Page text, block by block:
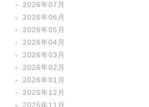
2026年07月
2026年06月
2026年05月
2026年04月
2026年03月
2026年02月
2026年01月
2025年12月
2025年11月